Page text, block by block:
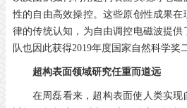
性的自由高效操控。这些原创性成果
律的传统认知，为自由调控电磁波提供
队也因此获得2019年度国家自然科学奖
超构表面领域研究任重而道远
在周磊看来，超构表面使人类实